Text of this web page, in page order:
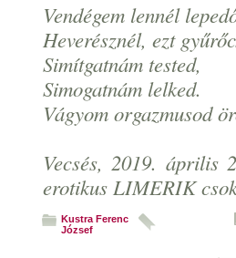
Vendégem lennél
Heverésznél, ezt
Simítgatnám tested,
Simogatnám lelked.
Vágyom orgazmusod
Vecsés, 2019. április
erotikus LIMERIK
Kustra Ferenc
József